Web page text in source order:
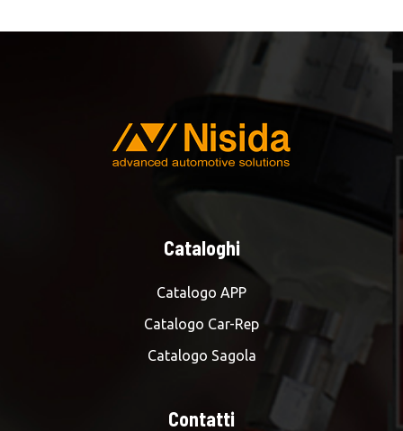
Cataloghi
Catalogo APP
Catalogo Car-Rep
Catalogo Sagola
Contatti